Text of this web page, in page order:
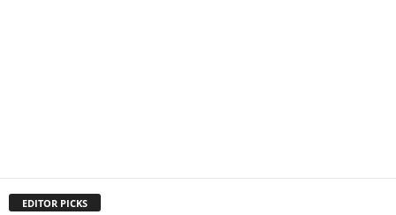
EDITOR PICKS